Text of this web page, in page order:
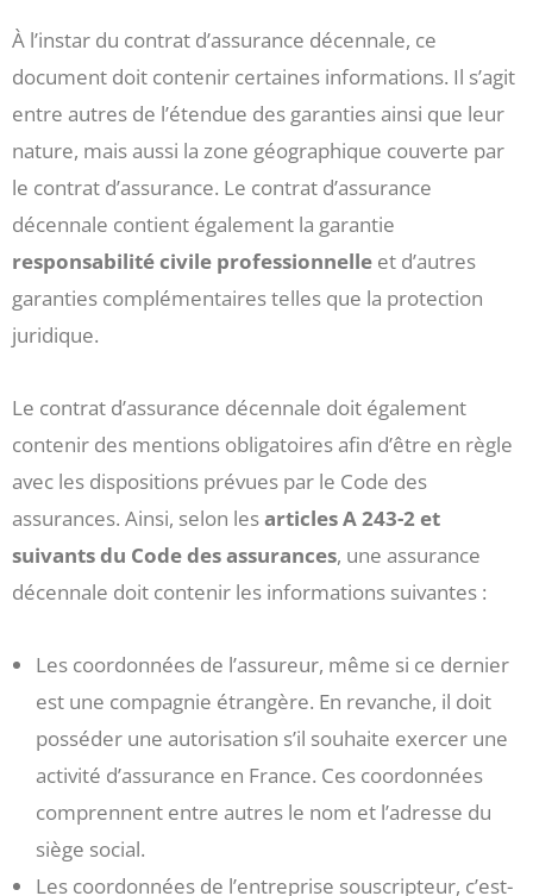
À l’instar du contrat d’assurance décennale, ce
document doit contenir certaines informations. Il s’agit
entre autres de l’étendue des garanties ainsi que leur
nature, mais aussi la zone géographique couverte par
le contrat d’assurance. Le contrat d’assurance
décennale contient également la garantie
responsabilité civile professionnelle et d’autres
garanties complémentaires telles que la protection
juridique.
Le contrat d’assurance décennale doit également
contenir des mentions obligatoires afin d’être en règle
avec les dispositions prévues par le Code des
assurances. Ainsi, selon lesarticles A 243-2 et
suivants du Code des assurances, une assurance
décennale doit contenir les informations suivantes :
Les coordonnées de l’assureur, même si ce dernier
est une compagnie étrangère. En revanche, il doit
posséder une autorisation s’il souhaite exercer une
activité d’assurance en France. Ces coordonnées
comprennent entre autres le nom et l’adresse du
siège social.
Les coordonnées de l’entreprise souscripteur, c’est-